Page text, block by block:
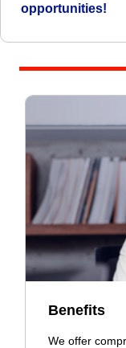
opportunities!
Benefits
We offer